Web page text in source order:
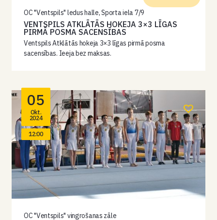
OC "Ventspils" ledus halle, Sporta iela 7/9
VENTSPILS ATKLĀTĀS HOKEJA 3×3 LĪGAS
PIRMĀ POSMA SACENSĪBAS
Ventspils Atklātās hokeja 3×3 līgas pirmā posma
sacensības. Ieeja bez maksas.
05
Okt.
2024
12:00
OC "Ventspils" vingrošanas zāle